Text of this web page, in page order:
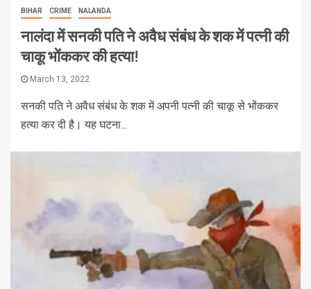
BIHAR CRIME NALANDA
नालंदा में सनकी पति ने अवैध संबंध के शक में पत्नी की
चाकू भोंककर की हत्या!
March 13, 2022
सनकी पति ने अवैध संबंध के शक में अपनी पत्नी की चाकू से भोंककर
हत्या कर दी है। यह घटना...